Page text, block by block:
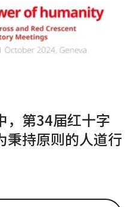
，第34届红十字
秉持原则的人道行